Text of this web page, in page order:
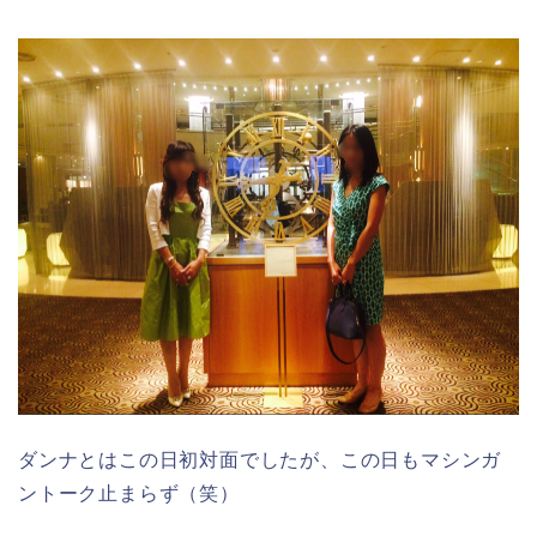
ダンナとはこの日初対面でしたが、この日もマシンガ
ントーク止まらず（笑）